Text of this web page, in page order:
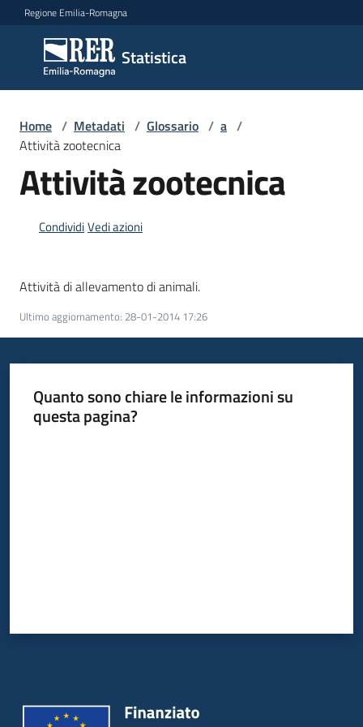
Vai al contenuto
Vai alla navigazione
Vai al footer
Regione Emilia-Romagna
Statistica
Statistica
Novità
Dati
analisi
Statistiche
Home / Metadati / Glossario / a /
Attività zootecnica
Attività zootecnica
CondividiVedi azioni
Attività di allevamento di animali.
Ultimo aggiornamento: 28-01-2014 17:26
Quanto sono chiare le informazioni su
questa pagina?